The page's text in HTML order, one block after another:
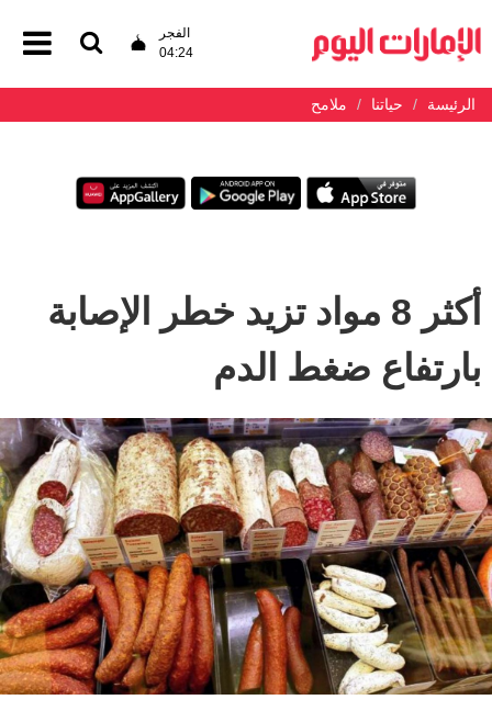
الفجر
04:24
الرئيسة حياتنا ملامح
أكثر 8 مواد تزيد خطر الإصابة
بارتفاع ضغط الدم